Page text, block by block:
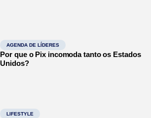
AGENDA DE LÍDERES
Por que o Pix incomoda tanto os Estados
Unidos?
LIFESTYLE